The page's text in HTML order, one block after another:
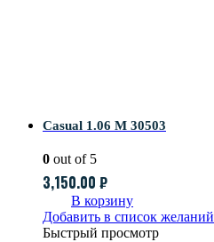
Casual 1.06 M 30503
0 out of 5
3,150.00 ₽
В корзину
Добавить в список желаний
Быстрый просмотр